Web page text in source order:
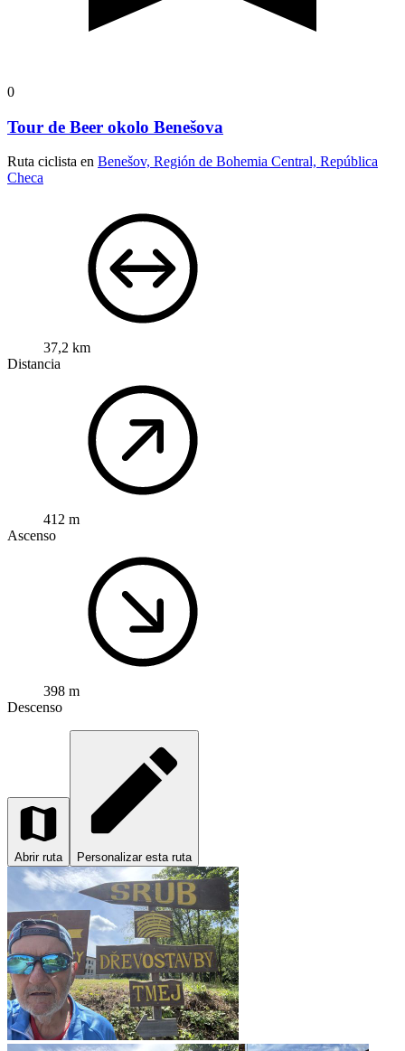
0
Tour de Beer okolo Benešova
Ruta ciclista en Benešov, Región de Bohemia Central, República
Checa
37,2 km
Distancia
412 m
Ascenso
398 m
Descenso
Abrir ruta Personalizar esta ruta